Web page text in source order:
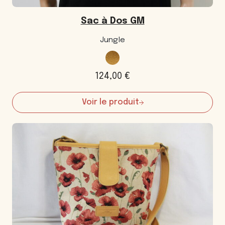
Sac à Dos GM
Jungle
124,00 €
Voir le produit
:
Sac
à